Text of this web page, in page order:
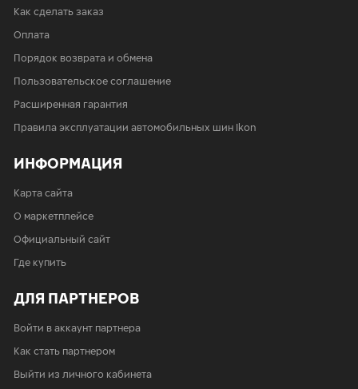
Как сделать заказ
Оплата
Порядок возврата и обмена
Пользовательское соглашение
Расширенная гарантия
Правила эксплуатации автомобильных шин Ikon
ИНФОРМАЦИЯ
Карта сайта
О маркетплейсе
Официальный сайт
Где купить
ДЛЯ ПАРТНЕРОВ
Войти в аккаунт партнера
Как стать партнером
Выйти из личного кабинета